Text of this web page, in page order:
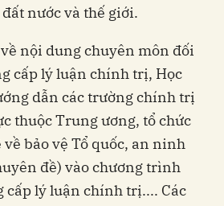
nước và thế giới.
nội dung chuyên môn đối
cấp lý luận chính trị, Học
dẫn các trường chính trị
thuộc Trung ương, tổ chức
bảo vệ Tổ quốc, an ninh
đề) vào chương trình
cấp lý luận chính trị.... Các